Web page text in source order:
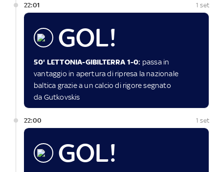
22:01 1 set
GOL!
50' LETTONIA-GIBILTERRA 1-0: passa in
vantaggio in apertura di ripresa la nazionale
baltica grazie a un calcio di rigore segnato
da Gutkovskis
22:00 1 set
GOL!